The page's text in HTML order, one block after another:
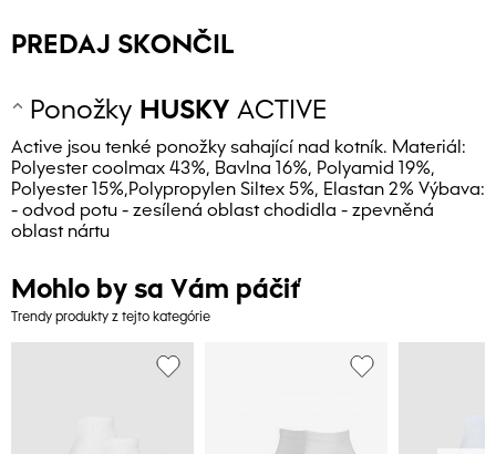
PREDAJ SKONČIL
Ponožky HUSKY ACTIVE
Active jsou tenké ponožky sahající nad kotník. Materiál:
Polyester coolmax 43%, Bavlna 16%, Polyamid 19%,
Polyester 15%,Polypropylen Siltex 5%, Elastan 2% Výbava:
- odvod potu - zesílená oblast chodidla - zpevněná
oblast nártu
Mohlo by sa Vám páčiť
Trendy produkty z tejto kategórie